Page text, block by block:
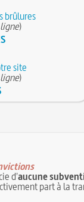
brûlures
)
site
)
d'aucune
part à la